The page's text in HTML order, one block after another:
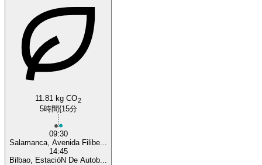
11.81 kg CO2
5時間{15分
09:30
Salamanca, Avenida Filibe...
14:45
Bilbao, EstacióN De Autob...